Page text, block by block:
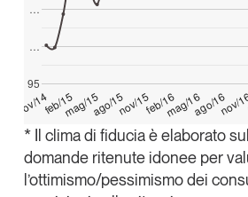
Un anno di
Tendenze2026
nov/14feb/15mag/15ago/15nov/15feb/16mag/16ago/16nov/
95
…
…
* Il clima di fiducia è elaborato
domande ritenute idonee per
l’ottimismo/pessimismo dei